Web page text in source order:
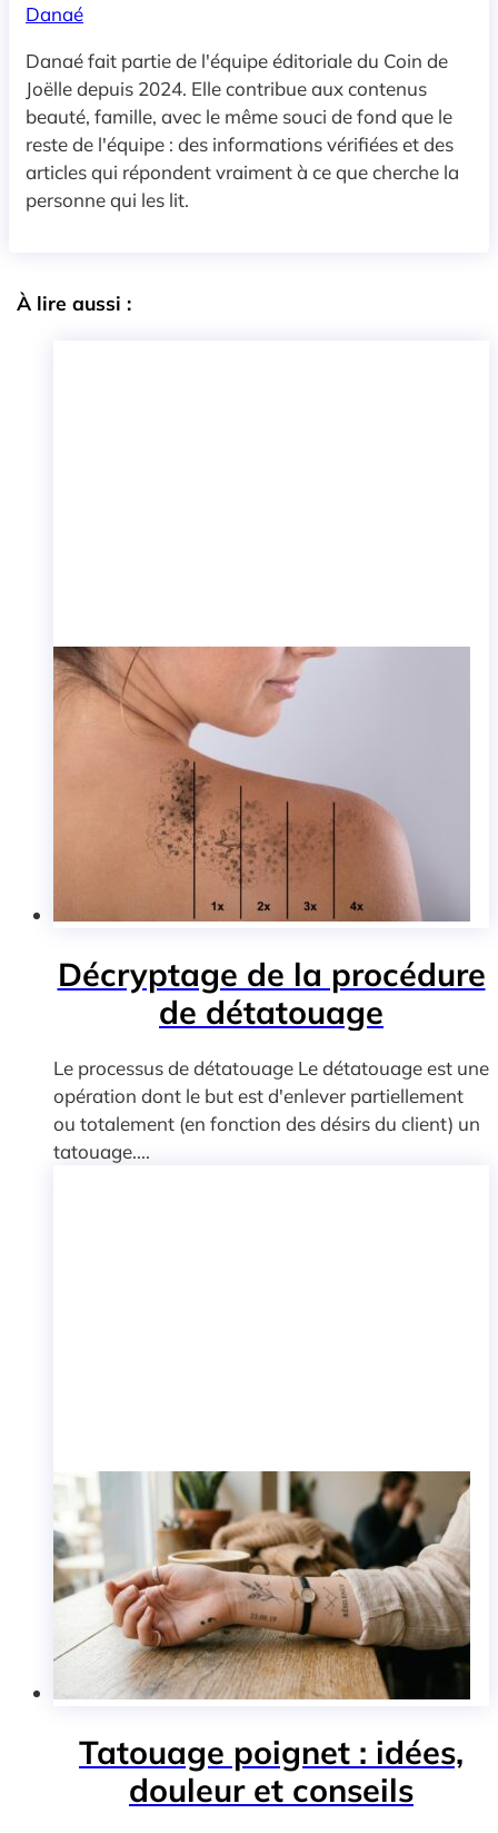
Danaé
Danaé fait partie de l'équipe éditoriale du Coin de
Joëlle depuis 2024. Elle contribue aux contenus
beauté, famille, avec le même souci de fond que le
reste de l'équipe : des informations vérifiées et des
articles qui répondent vraiment à ce que cherche la
personne qui les lit.
À lire aussi :
Décryptage de la procédure
de détatouage
Le processus de détatouage Le détatouage est une
opération dont le but est d'enlever partiellement
ou totalement (en fonction des désirs du client) un
tatouage....
Tatouage poignet : idées,
douleur et conseils